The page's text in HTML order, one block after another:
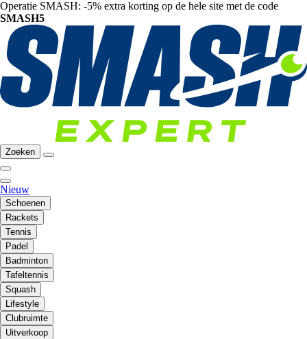
Operatie SMASH: -5% extra korting op de hele site met de code
SMASH5
Zoeken
Nieuw
Schoenen
Rackets
Tennis
Padel
Badminton
Tafeltennis
Squash
Lifestyle
Clubruimte
Uitverkoop